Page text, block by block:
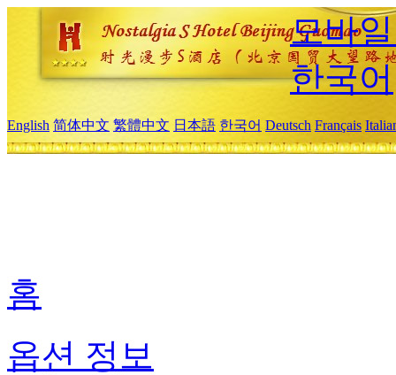
모바
한국어
English 简体中文 繁體中文 日本語 한국어 Deutsch Français
홈
옵션 정보